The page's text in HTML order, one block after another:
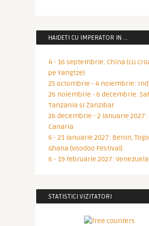
HAIDETI CU IMPERATOR IN …
4 - 16 septembrie: China (cu
pe Yangtze)
25 octombrie - 4 noiembrie:
26 noiembrie - 6 decembrie:
Tanzania si Zanzibar
26 decembrie - 2 ianuarie 2027:
Canaria
6 - 21 ianuarie 2027: Benin,
Ghana (Voodoo Festival)
6 - 19 februarie 2027: Venezuela
STATISTICI VIZITATORI